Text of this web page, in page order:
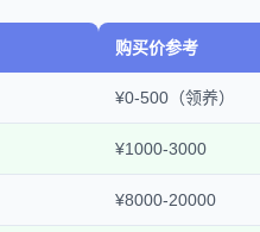
购买价参考
¥0-500（领养）
¥1000-3000
¥8000-20000